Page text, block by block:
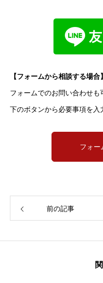
【フォームから相談する場合】
フォームでのお問い合わせも
下のボタンから必要事項を入
フォー
前の記事